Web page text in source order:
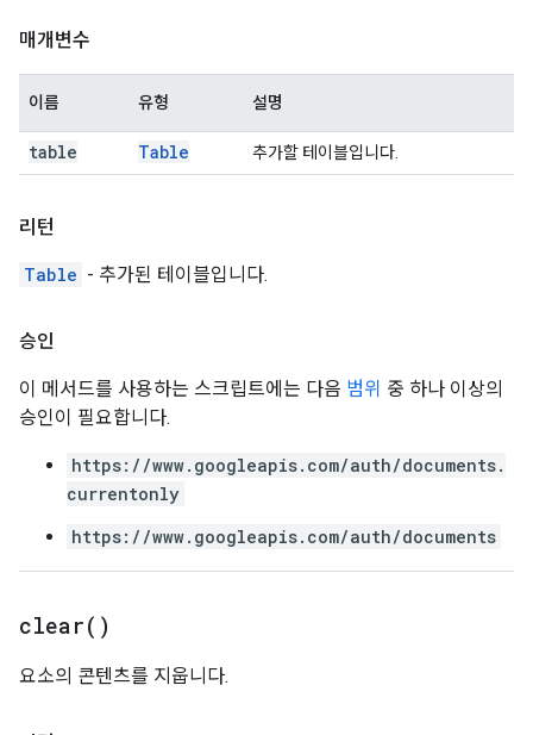
매개변수
이름 유형 설명
table Table 추가할 테이블입니다.
리턴
Table - 추가된 테이블입니다.
승인
이 메서드를 사용하는 스크립트에는 다음 범위 중 하나 이상의
승인이 필요합니다.
https://www.googleapis.com/auth/documents.
currentonly
https://www.googleapis.com/auth/documents
clear( )
요소의 콘텐츠를 지웁니다.